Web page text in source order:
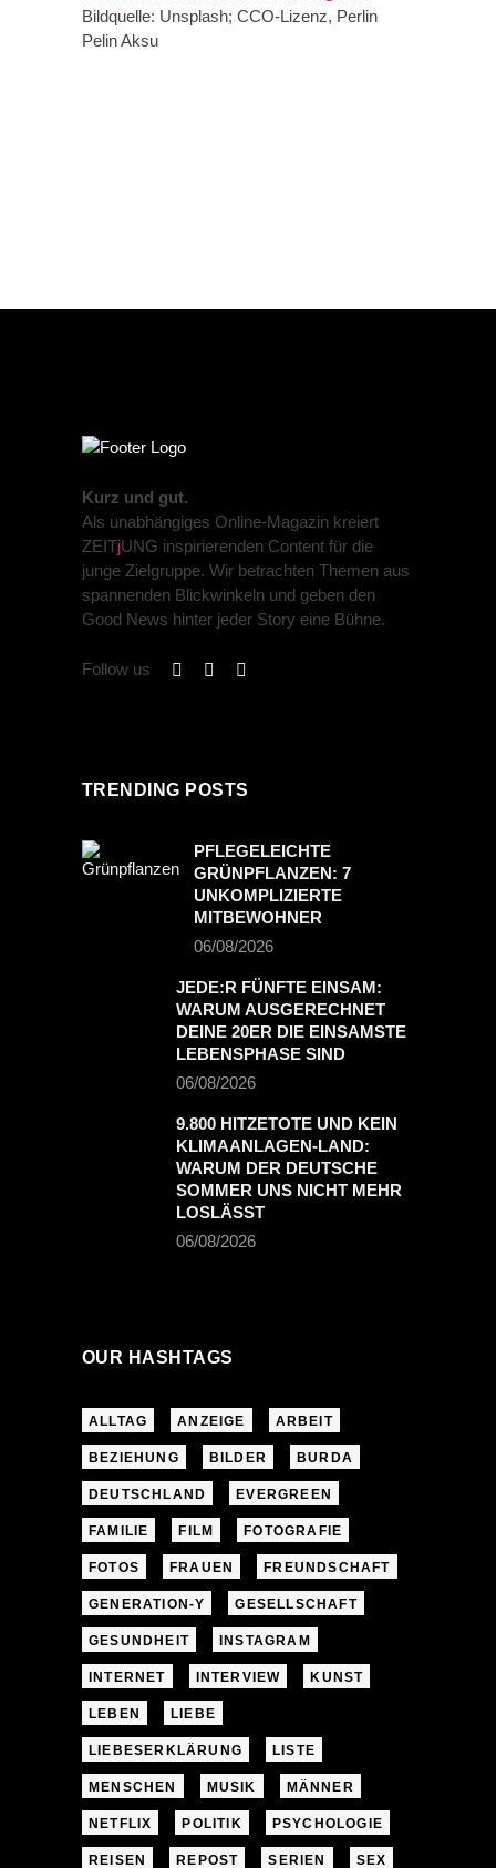
Bildquelle: Unsplash; CCO-Lizenz, Perlin
Pelin Aksu
Kurz und gut.
Als unabhängiges Online-Magazin kreiert
ZEITjUNG inspirierenden Content für die
junge Zielgruppe. Wir betrachten Themen aus
spannenden Blickwinkeln und geben den
Good News hinter jeder Story eine Bühne.
Follow us
TRENDING POSTS
PFLEGELEICHTE
GRÜNPFLANZEN: 7
UNKOMPLIZIERTE
MITBEWOHNER
06/08/2026
JEDE:R FÜNFTE EINSAM:
WARUM AUSGERECHNET
DEINE 20ER DIE EINSAMSTE
LEBENSPHASE SIND
06/08/2026
9.800 HITZETOTE UND KEIN
KLIMAANLAGEN-LAND:
WARUM DER DEUTSCHE
SOMMER UNS NICHT MEHR
LOSLÄSST
06/08/2026
OUR HASHTAGS
ALLTAG ANZEIGE ARBEIT
BEZIEHUNG BILDER BURDA
DEUTSCHLAND EVERGREEN
FAMILIE FILM FOTOGRAFIE
FOTOS FRAUEN FREUNDSCHAFT
GENERATION-Y GESELLSCHAFT
GESUNDHEIT INSTAGRAM
INTERNET INTERVIEW KUNST
LEBEN LIEBE
LIEBESERKLÄRUNG LISTE
MENSCHEN MUSIK MÄNNER
NETFLIX POLITIK PSYCHOLOGIE
REISEN REPOST SERIEN SEX